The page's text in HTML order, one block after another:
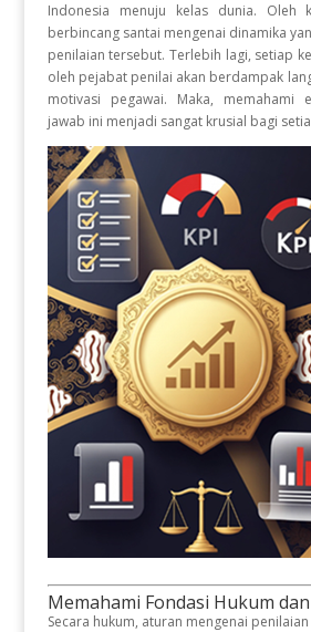
Indonesia menuju kelas dunia. Oleh
berbincang santai mengenai dinamika
penilaian tersebut. Terlebih lagi, setiap
oleh pejabat penilai akan berdampak
motivasi pegawai. Maka, memahami
jawab ini menjadi sangat krusial bagi
Memahami Fondasi Hukum
Secara hukum, aturan mengenai